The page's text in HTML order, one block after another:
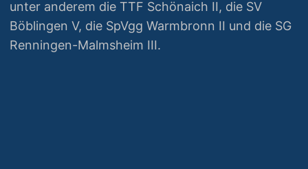
unter anderem die TTF Schönaich II, die SV
Böblingen V, die SpVgg Warmbronn II und die SG
Renningen-Malmsheim III.